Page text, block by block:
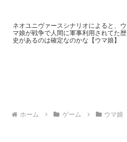
ネオユニヴァースシナリオによると、ウ
マ娘が戦争で人間に軍事利用されてた歴
史があるのは確定なのかな【ウマ娘】
ホーム ゲーム ウマ娘